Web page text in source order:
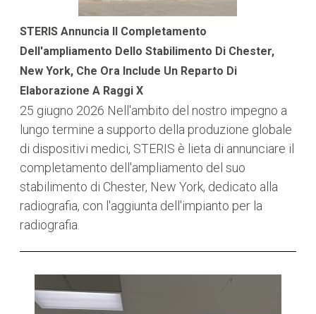
STERIS Annuncia Il Completamento
Dell'ampliamento Dello Stabilimento Di Chester,
New York, Che Ora Include Un Reparto Di
Elaborazione A Raggi X
25 giugno 2026 Nell'ambito del nostro impegno a
lungo termine a supporto della produzione globale
di dispositivi medici, STERIS è lieta di annunciare il
completamento dell'ampliamento del suo
stabilimento di Chester, New York, dedicato alla
radiografia, con l'aggiunta dell'impianto per la
radiografia.